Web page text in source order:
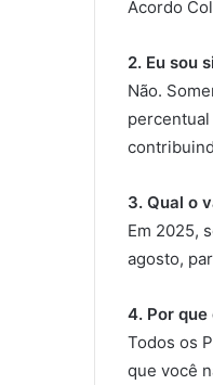
Acordo
2. Eu sou
Não.
3. Qual o
Em 2025,
agosto,
4. Por
Todos os
que você